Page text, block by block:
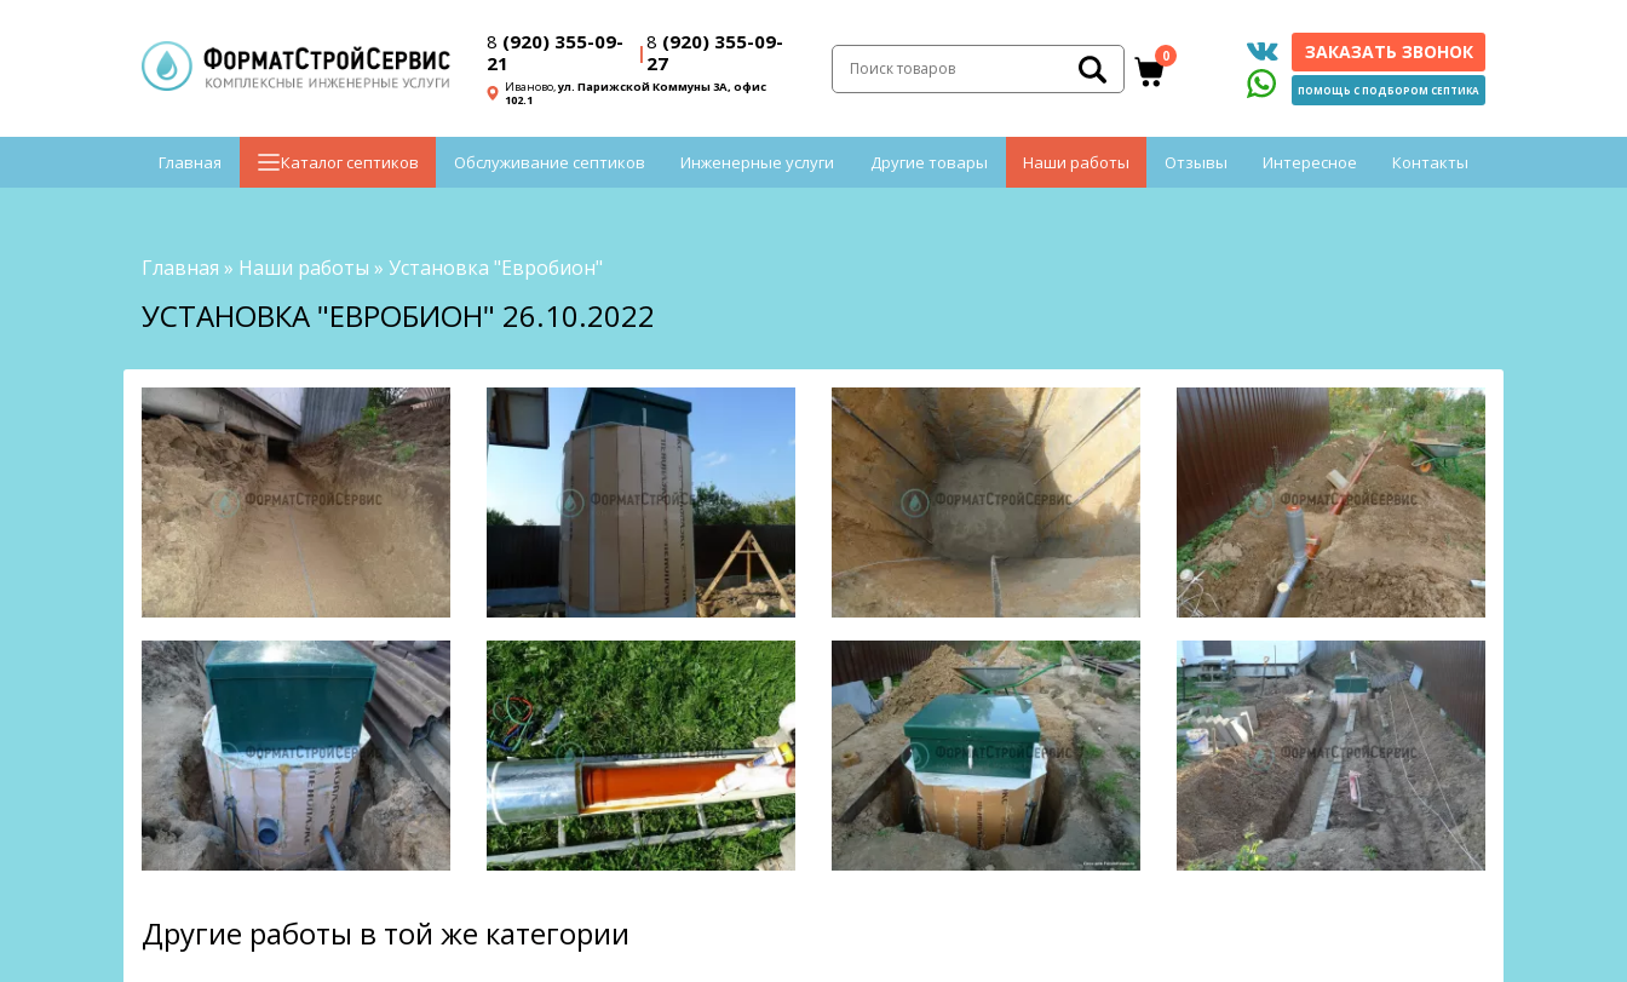
8 (920) 355-09-
21
|8 (920) 355-09-
27
Иваново,ул. Парижской Коммуны 3А, офис
102.1
0 ЗАКАЗАТЬ ЗВОНОК
ПОМОЩЬ С ПОДБОРОМ СЕПТИКА
Главная Каталог септиков Обслуживание септиков Инженерные услуги Другие товары Наши работы Отзывы Интересное Контакты
Главная » Наши работы » Установка "Евробион"
УСТАНОВКА "ЕВРОБИОН" 26.10.2022
Другие работы в той же категории